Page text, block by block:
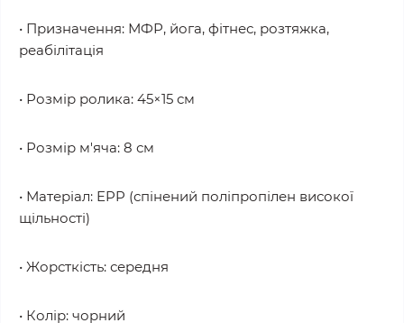
• Призначення: МФР, йога, фітнес, розтяжка,
реабілітація
• Розмір ролика: 45×15 см
• Розмір м'яча: 8 см
• Матеріал: EPP (спінений поліпропілен високої
щільності)
• Жорсткість: середня
• Колір: чорний